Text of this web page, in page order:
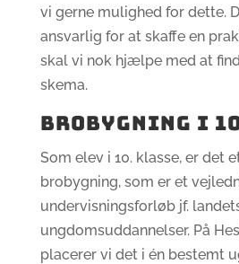
vi gerne mulighed for dette.
ansvarlig for at skaffe en
skal vi nok hjælpe med at
skema.
BROBYGNING I
Som elev i 10. klasse, er det
brobygning, som er et
undervisningsforløb jf.
ungdomsuddannelser. På
placerer vi det i én bestemt